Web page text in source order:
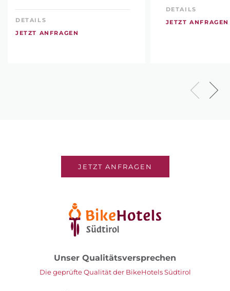
DETAILS
JETZT ANFRAGEN
DETAILS
JETZT ANFRAGEN
JETZT ANFRAGEN
Unser Qualitätsversprechen
Die geprüfte Qualität der BikeHotels Südtirol